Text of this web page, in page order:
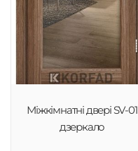
Міжкімнатні двері SV-01
дзеркало